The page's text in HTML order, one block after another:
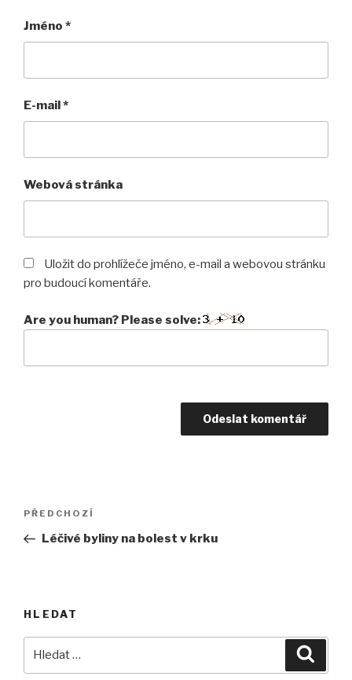
Jméno *
E-mail*
Webová stránka
Uložit do prohlížeče jméno, e-mail a webovou stránku
pro budoucí komentáře.
Are you human? Please solve:
Navigace
příspěvek
Předchozí
příspěvek
PŘEDCHOZÍ
Léčivé byliny na bolest v krku
HLEDAT